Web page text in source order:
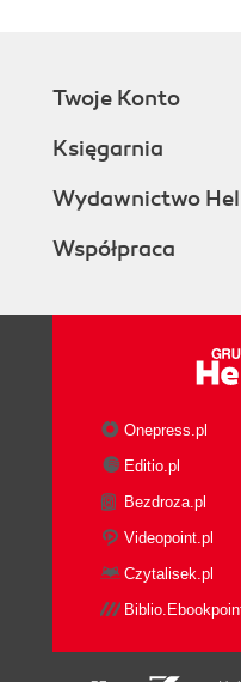
Twoje Konto
Księgarnia
Wydawnictwo
Współpraca
Onepress.pl
Editio.pl
Bezdroza.pl
Videopoint.pl
Czytalisek.pl